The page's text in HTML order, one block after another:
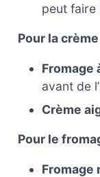
peut faire
Pour la crème
Fromage
avant de
Crème
Pour le
Fromage